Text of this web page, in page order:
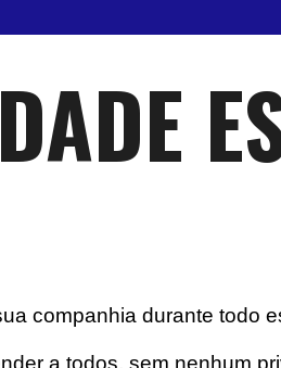
companhia durante todo
a todos, sem nenhum